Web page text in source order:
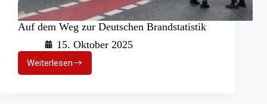
Auf dem Weg zur Deutschen Brandstatistik
15. Oktober 2025
Weiterlesen
Auf
dem